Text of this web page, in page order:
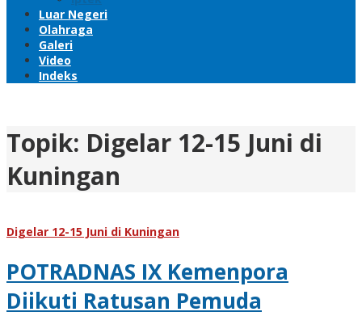
Luar Negeri
Olahraga
Galeri
Video
Indeks
Topik: Digelar 12-15 Juni di
Kuningan
Digelar 12-15 Juni di Kuningan
POTRADNAS IX Kemenpora
Diikuti Ratusan Pemuda